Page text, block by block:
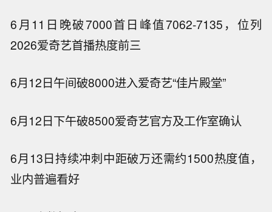
6月11日晚破7000首日峰值7062-7135，位列
2026爱奇艺首播热度前三
6月12日午间破8000进入爱奇艺“佳片殿堂”
6月12日下午破8500爱奇艺官方及工作室确认
6月13日持续冲刺中距破万还需约1500热度值，
业内普遍看好